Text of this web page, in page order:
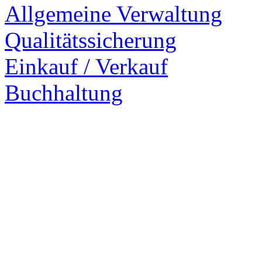
Allgemeine Verwaltung
Qualitätssicherung
Einkauf / Verkauf
Buchhaltung